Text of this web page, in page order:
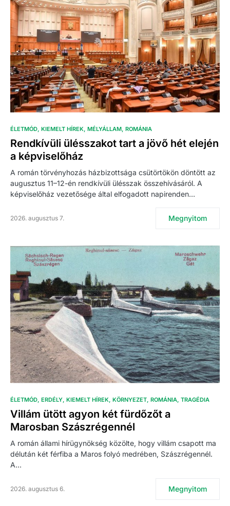
ÉLETMÓD KIEMELT HÍREK MÉLYÁLLAM ROMÁNIA
Rendkívüli ülésszakot tart a jövő hét elején
a képviselőház
A román törvényhozás házbizottsága csütörtökön döntött az
augusztus 11–12-én rendkívüli ülésszak összehívásáról. A
képviselőház vezetősége által elfogadott napirenden…
2026. augusztus 7. Megnyitom
ÉLETMÓD ERDÉLY KIEMELT HÍREK KÖRNYEZET ROMÁNIA TRAGÉDIA
Villám ütött agyon két fürdőzőt a
Marosban Szászrégennél
A román állami hírügynökség közölte, hogy villám csapott ma
délután két férfiba a Maros folyó medrében, Szászrégennél.
A…
2026. augusztus 6. Megnyitom